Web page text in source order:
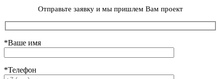
Отправьте заявку и мы пришлем Вам проект
*Ваше имя
*Телефон